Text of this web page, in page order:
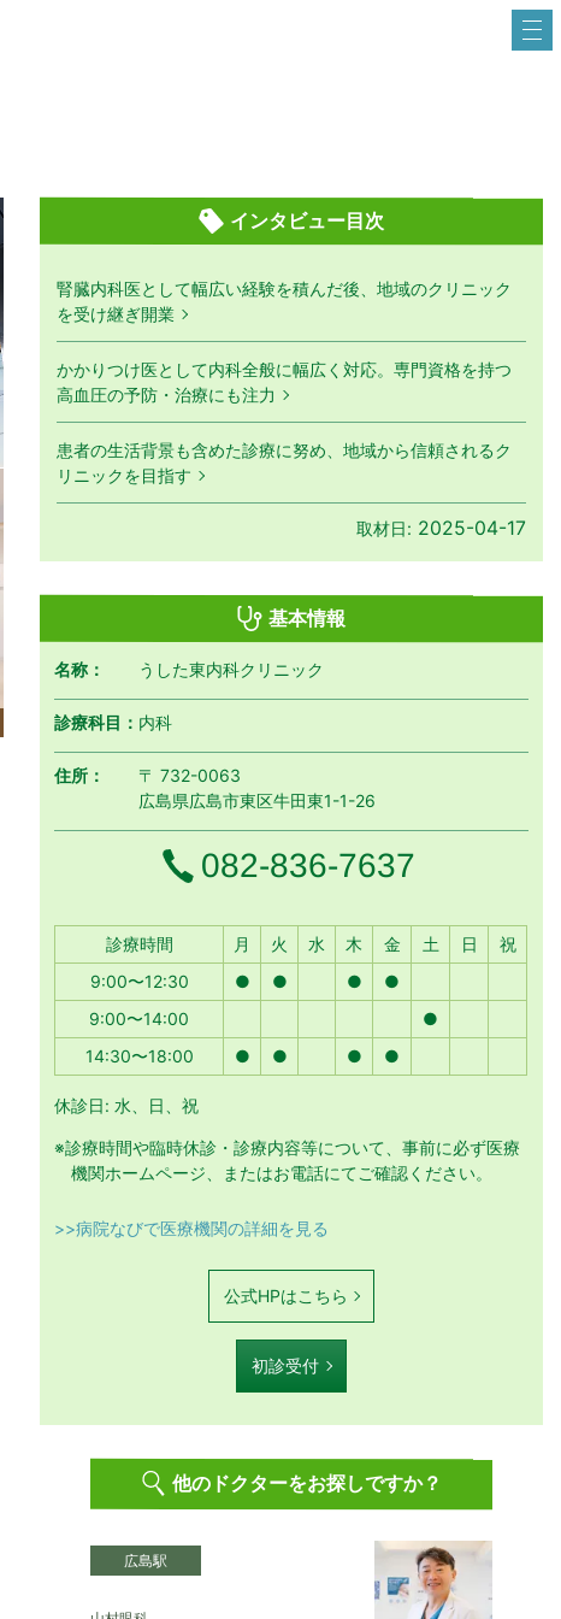
インタビュー目次
腎臓内科医として幅広い経験を積んだ後、地域のクリニック
を受け継ぎ開業
かかりつけ医として内科全般に幅広く対応。専門資格を持つ
高血圧の予防・治療にも注力
患者の生活背景も含めた診療に努め、地域から信頼されるク
リニックを目指す
取材日: 2025-04-17
基本情報
名称： うした東内科クリニック
診療科目： 内科
住所：
〒 732-0063
広島県広島市東区牛田東1-1-26
電話番号
082-836-7637
診療時間 月 月曜日
火 火曜日
水 水曜日
木 木曜日
金金曜日
土土曜日
日 日曜日
祝
9:00〜12:30
● ● ●
●
9:00〜14:00
●
14:30〜18:00
● ● ● ●
休診日: 水、日、祝
※診療時間や臨時休診・診療内容等について、事前に必ず医療
機関ホームページ、またはお電話にてご確認ください。
>>病院なびで医療機関の詳細を見る
公式HPはこちら
初診受付
他のドクターをお探しですか？
広島駅